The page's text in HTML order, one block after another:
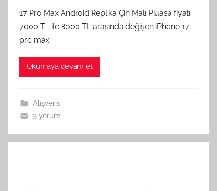
17 Pro Max Android Replika Çin Malı Piuasa fiyatı
7000 TL ile 8000 TL arasında değişen iPhone 17
pro max
Okumaya devam et
Alışveriş
3 yorum